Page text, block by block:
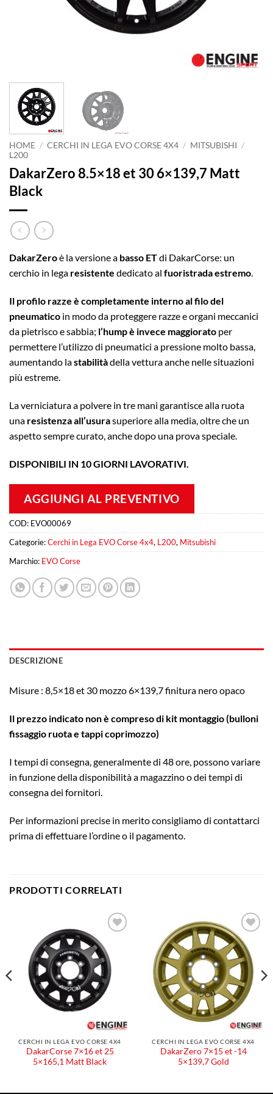
HOME / CERCHI IN LEGA EVO CORSE 4X4 / MITSUBISHI /
L200
DakarZero 8.5×18 et 30 6×139,7 Matt
Black
DakarZeroè la versione a basso ETdi DakarCorse: un
cerchio in lega resistente dedicato al fuoristrada estremo.
Il profilo razze è completamente interno al filo del
pneumatico in modo da proteggere razze e organi meccanici
da pietrisco e sabbia; l’hump è invece maggiorato per
permettere l’utilizzo di pneumatici a pressione molto bassa,
aumentando lastabilitàdella vettura anche nelle situazioni
più estreme.
La verniciatura a polvere in tre mani garantisce alla ruota
una resistenza all’usurasuperiore alla media, oltre che un
aspetto sempre curato, anche dopo una prova speciale.
DISPONIBILI IN 10 GIORNI LAVORATIVI.
AGGIUNGI AL PREVENTIVO
COD: EVO00069
Categorie:Cerchi in Lega EVO Corse 4x4, L200, Mitsubishi
Marchio: EVO Corse
DESCRIZIONE
Misure : 8,5×18 et 30 mozzo 6×139,7 finitura nero opaco
Il prezzo indicato non è compreso di kit montaggio (bulloni
fissaggio ruota e tappi coprimozzo)
I tempi di consegna, generalmente di 48 ore, possono variare
in funzione della disponibilità a magazzino o dei tempi di
consegna dei fornitori.
Per informazioni precise in merito consigliamo di contattarci
prima di effettuare l’ordine o il pagamento.
PRODOTTI CORRELATI
Aggiungi
alla lista
dei
desideri
CERCHI IN LEGA EVO CORSE 4X4
DakarCorse 7×16 et 25
5×165,1 Matt Black
Aggiungi
alla lista
dei
desideri
CERCHI IN LEGA EVO CORSE 4X4
DakarZero 7×15 et -14
5×139,7 Gold